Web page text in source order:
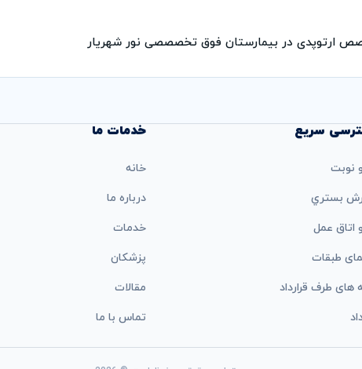
ارتوپدی در بیمارستان فوق تخصصصی نور شهریار
سریع
نوبت
بستري
اتاق عمل
طبقات
های طرف قرارداد
خدمات ما
خانه
درباره ما
خدمات
پزشکان
مقالات
تماس با ما